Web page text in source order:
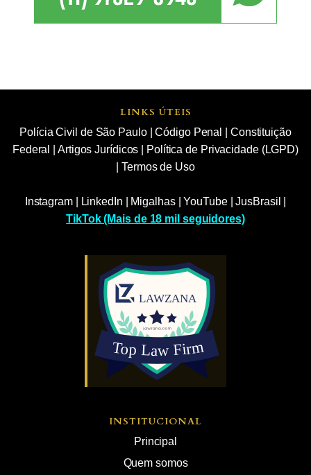
LINKS ÚTEIS
Polícia Civil de São Paulo|Código Penal
Constituição
Federal
Artigos Jurídicos
Política de Privacidade (LGPD)
|Termos de Uso
Instagram| LinkedIn Migalhas|YouTube|JusBrasil
TikTok (Mais de 18 mil seguidores)
INSTITUCIONAL
Principal
Quem somos